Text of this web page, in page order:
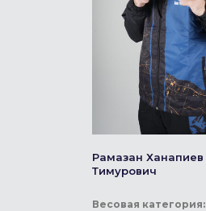
Рамазан Ханапиев
Тимурович
Весовая категория: